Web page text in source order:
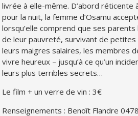
livrée à elle-même. D’abord réticente
pour la nuit, la femme d’Osamu
lorsqu’elle comprend que ses
de leur pauvreté, survivant de
leurs maigres salaires, les membres
vivre heureux – jusqu’à ce qu’un
leurs plus terribles secrets…
Le film + un verre de vin : 3€
Renseignements : Benoît Flandre